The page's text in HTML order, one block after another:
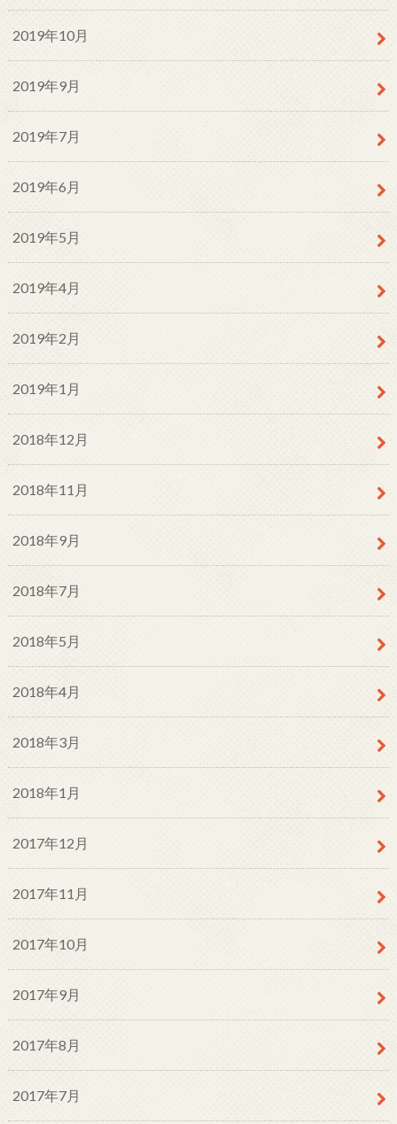
2019年10月
2019年9月
2019年7月
2019年6月
2019年5月
2019年4月
2019年2月
2019年1月
2018年12月
2018年11月
2018年9月
2018年7月
2018年5月
2018年4月
2018年3月
2018年1月
2017年12月
2017年11月
2017年10月
2017年9月
2017年8月
2017年7月